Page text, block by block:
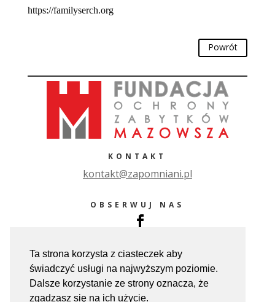
Ta strona korzysta z ciasteczek aby
świadczyć usługi na najwyższym poziomie.
Dalsze korzystanie ze strony oznacza, że
zgadzasz się na ich użycie.
https://familyserch.org
Powrót
KONTAKT
kontakt@zapomniani.pl
OBSERWUJ NAS